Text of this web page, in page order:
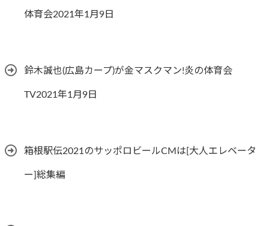
体育会2021年1月9日
鈴木誠也(広島カープ)が金マスクマン!炎の体育会
TV2021年1月9日
箱根駅伝2021のサッポロビールCMは[大人エレベータ
ー]総集編